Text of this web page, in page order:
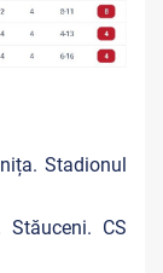
Stadionul
CS